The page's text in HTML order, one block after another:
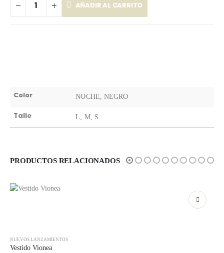
AÑADIR AL CARRITO
Color NOCHE, NEGRO
Talle L, M, S
PRODUCTOS RELACIONADOS
Este producto tiene múltiples variantes. Las opciones se pueden elegir en la página de producto
NUEVOS LANZAMIENTOS
Vestido Vionea